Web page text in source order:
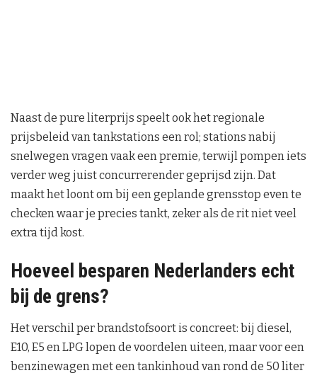
Naast de pure literprijs speelt ook het regionale
prijsbeleid van tankstations een rol; stations nabij
snelwegen vragen vaak een premie, terwijl pompen iets
verder weg juist concurrerender geprijsd zijn. Dat
maakt het loont om bij een geplande grensstop even te
checken waar je precies tankt, zeker als de rit niet veel
extra tijd kost.
Hoeveel besparen Nederlanders echt
bij de grens?
Het verschil per brandstofsoort is concreet: bij diesel,
E10, E5 en LPG lopen de voordelen uiteen, maar voor een
benzinewagen met een tankinhoud van rond de 50 liter